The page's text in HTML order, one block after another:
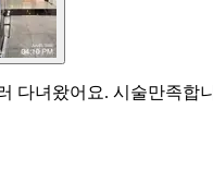
다녀왔어요. 시술만족합